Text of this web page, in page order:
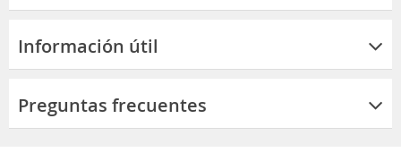
Información útil
Preguntas frecuentes